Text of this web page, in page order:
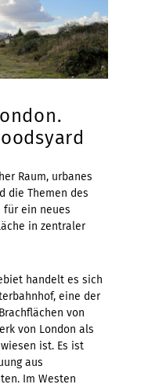
Raum, urbanes
die Themen des
für ein neues
in zentraler
handelt es sich
eine der
von
von London als
ist. Es ist
aus
Im Westen